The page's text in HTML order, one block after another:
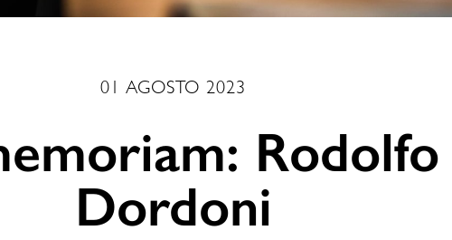
01 AGOSTO 2023
Rodolfo
Dordoni